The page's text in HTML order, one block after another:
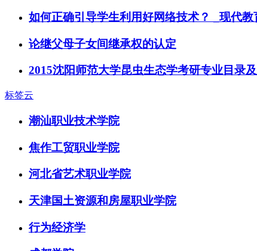
如何正确引导学生利用好网络技术？ _现代
论继父母子女间继承权的认定
2015沈阳师范大学昆虫生态学考研专业目录
标签云
潮汕职业技术学院
焦作工贸职业学院
河北省艺术职业学院
天津国土资源和房屋职业学院
行为经济学